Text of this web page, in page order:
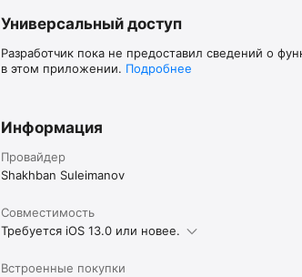
Универсальный доступ
Разработчик пока не предоставил сведений о
в этом приложении. Подробнее
Информация
Провайдер
Shakhban Suleimanov
Совместимость
Требуется iOS 13.0 или новее.
Встроенные покупки